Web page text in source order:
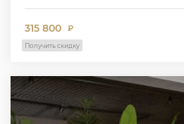
315 800 ₽
Получить скидку